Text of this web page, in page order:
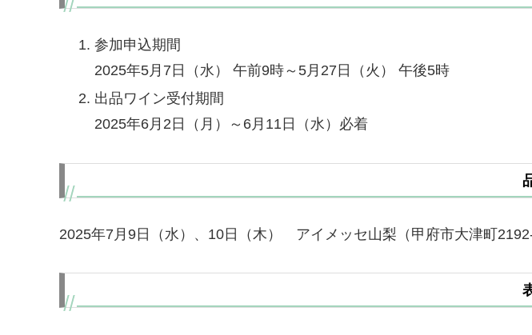
参加申込期間
2025年5月7日（水） 午前9時～5月27日（火） 午後5時
出品ワイン受付期間
2025年6月2日（月）～6月11日（水）必着
2025年7月9日（水）、10日（木） アイメッセ山梨（甲府市大津町2192-